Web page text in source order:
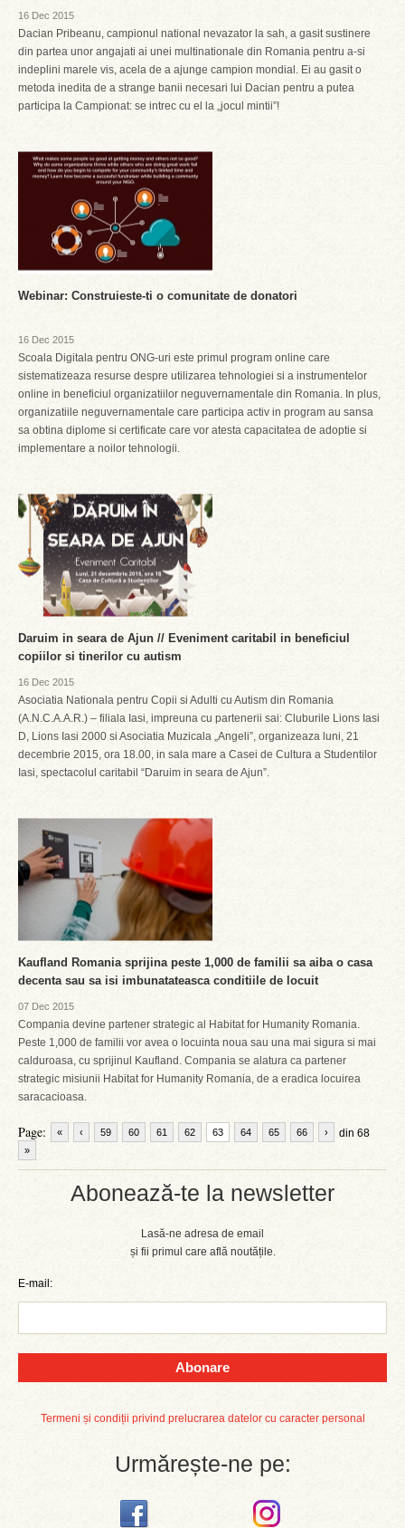
Abonează-te la newsletter
Lasă-ne adresa de email
și fii primul care află noutățile.
E-mail:
Abonare
Termeni și condiții privind prelucrarea datelor cu caracter personal
Urmărește-ne pe:
16 Dec 2015
Dacian Pribeanu, campionul national nevazator la sah, a gasit sustinere
din partea unor angajati ai unei multinationale din Romania pentru a-si
indeplini marele vis, acela de a ajunge campion mondial. Ei au gasit o
metoda inedita de a strange banii necesari lui Dacian pentru a putea
participa la Campionat: se intrec cu el la „jocul mintii”!
Webinar: Construieste-ti o comunitate de donatori
16 Dec 2015
Scoala Digitala pentru ONG-uri este primul program online care
sistematizeaza resurse despre utilizarea tehnologiei si a instrumentelor
online in beneficiul organizatiilor neguvernamentale din Romania. In plus,
organizatiile neguvernamentale care participa activ in program au sansa
sa obtina diplome si certificate care vor atesta capacitatea de adoptie si
implementare a noilor tehnologii.
Daruim in seara de Ajun // Eveniment caritabil in beneficiul
copiilor si tinerilor cu autism
16 Dec 2015
Asociatia Nationala pentru Copii si Adulti cu Autism din Romania
(A.N.C.A.A.R.) – filiala Iasi, impreuna cu partenerii sai: Cluburile Lions Iasi
D, Lions Iasi 2000 si Asociatia Muzicala „Angeli”, organizeaza luni, 21
decembrie 2015, ora 18.00, in sala mare a Casei de Cultura a Studentilor
Iasi, spectacolul caritabil “Daruim in seara de Ajun”.
Kaufland Romania sprijina peste 1,000 de familii sa aiba o casa
decenta sau sa isi imbunatateasca conditiile de locuit
07 Dec 2015
Compania devine partener strategic al Habitat for Humanity Romania.
Peste 1,000 de familii vor avea o locuinta noua sau una mai sigura si mai
calduroasa, cu sprijinul Kaufland. Compania se alatura ca partener
strategic misiunii Habitat for Humanity Romania, de a eradica locuirea
saracacioasa.
Page: « ‹ 59 60 61 62 63 64 65 66 din 68
›
»